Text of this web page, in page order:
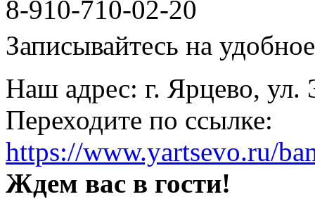
8-910-710-02-20
Записывайтесь на
Наш адрес: г. Ярцево, ул.
Переходите по ссылке:
https://www.yartsevo.ru/
Ждем вас в гости!